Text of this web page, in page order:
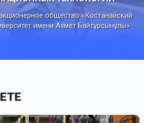
общество «Костанайский
имени Ахмет Байтұрсынұлы»